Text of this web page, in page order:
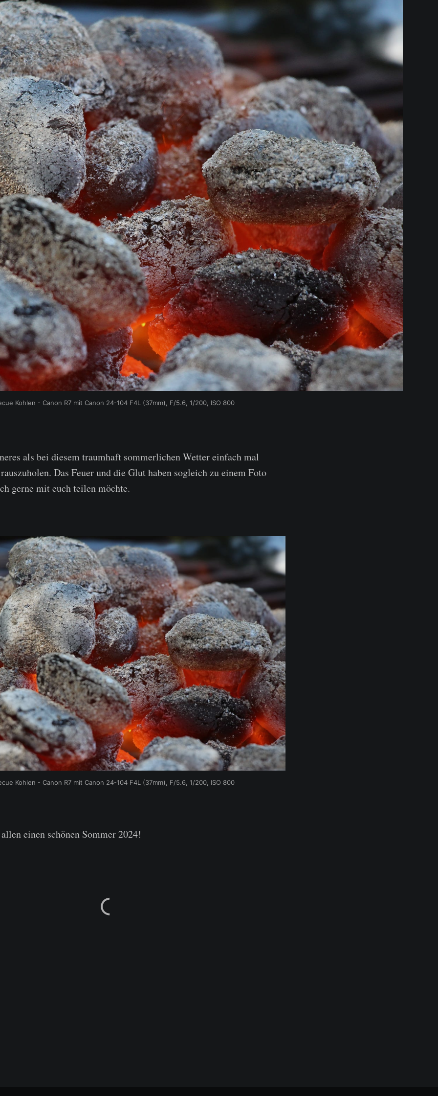
Kohlen - Canon R7 mit Canon 24-104 F4L (37mm), F/5.6, 1/200, ISO 800
als bei diesem traumhaft sommerlichen Wetter einfach mal
Das Feuer und die Glut haben sogleich zu einem Foto
gerne mit euch teilen möchte.
Kohlen - Canon R7 mit Canon 24-104 F4L (37mm), F/5.6, 1/200, ISO 800
einen schönen Sommer 2024!